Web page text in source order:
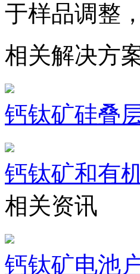
于样品调整
相关解决方
钙钛矿硅叠
钙钛矿和有
相关资讯
钙钛矿电池